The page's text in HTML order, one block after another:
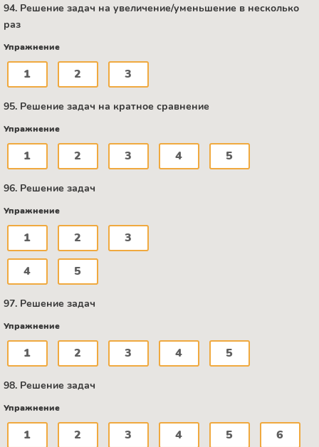
94. Решение задач на увеличение/уменьшение в несколько
раз
Упражнение
1 2 3
95. Решение задач на кратное сравнение
Упражнение
1 2 3 4 5
96. Решение задач
Упражнение
1 2 3
4 5
97. Решение задач
Упражнение
1 2 3 4 5
98. Решение задач
Упражнение
1 2 3 4 5 6